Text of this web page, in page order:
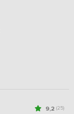
9,2 (25)